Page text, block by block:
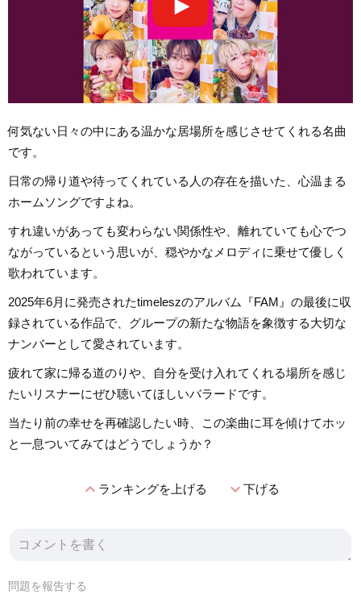
何気ない日々の中にある温かな居場所を感じさせてくれる名曲
です。
日常の帰り道や待ってくれている人の存在を描いた、心温まる
ホームソングですよね。
すれ違いがあっても変わらない関係性や、離れていても心でつ
ながっているという思いが、穏やかなメロディに乗せて優しく
歌われています。
2025年6月に発売されたtimeleszのアルバム『FAM』の最後に収
録されている作品で、グループの新たな物語を象徴する大切な
ナンバーとして愛されています。
疲れて家に帰る道のりや、自分を受け入れてくれる場所を感じ
たいリスナーにぜひ聴いてほしいバラードです。
当たり前の幸せを再確認したい時、この楽曲に耳を傾けてホッ
と一息ついてみてはどうでしょうか？
expand_lessランキングを上げる expand_more下げる
問題を報告する